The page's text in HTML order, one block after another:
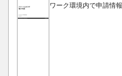
ワーク環境内で申請情